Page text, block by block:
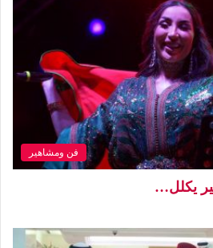
فن ومشاهير
يكلل…